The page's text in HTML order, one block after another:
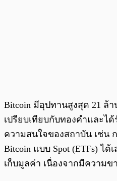
Bitcoin มีอุปทานสูงสุด 21 ล้
เปรียบเทียบกับทองคำและไ
ความสนใจของสถาบัน เช่น
Bitcoin แบบ Spot (ETFs) ไ
เก็บมูลค่า เนื่องจากมีความ